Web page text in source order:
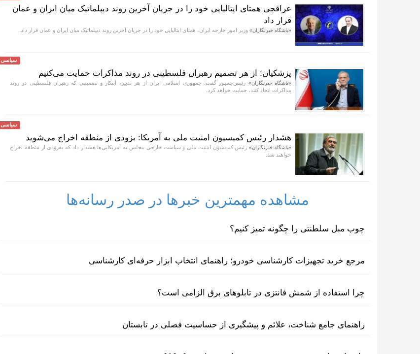
عراقچی همتای ایتالیایی خود را در جریان آخرین روند دیپلماتیک میان ایران و عمان
قرار داد
«باشگاه خبرنگاران» وزیر امور خارجه ایران، همتای ایتالیایی خود را در جریان آخرین روند دیپلماتیک میان ایران و عمان قرار داد.
سیاسی
پزشکیان: از هر تصمیم رهبران فلسطینی در روند مذاکرات حمایت می‌کنیم
«باشگاه خبرنگاران» رئیس‌جمهور گفت: جمهوری اسلامی ایران از هر تدبیر، ابتکار و تصمیمی که رهبران فلسطینی در روند
مذاکرات اتخاذ کنند، حمایت خواهد کرد.
سیاسی
هشدار رئیس کمیسیون امنیت ملی به آمریکا: بزودی از منطقه اخراج می‌شوید
«باشگاه خبرنگاران»رئیس کمیسیون امنیت ملی و سیاست خارجی مجلس به آمریکایی‌ها هشدار داد که به‌زودی از منطقه اخراج
خواهند شد.
مشاهده مهمترین خبرها در صدر رسانه‌ها
چوب مبل سلطنتی را چگونه تمیز کنیم؟
مرجع خرید تجهیزات کارشناسی خودرو؛ راهنمای انتخاب ابزار حرفه‌ای کارشناسی
چرا استفاده از شمش فانتزی در تابلوهای برق الزامی است؟
راهنمای جامع شناخت، علائم و پیشگیری از حساسیت فصلی در تابستان